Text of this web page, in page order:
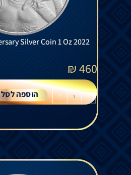
Silver Coin 1 Oz 2022
460
₪
-
+ הוספה לסל